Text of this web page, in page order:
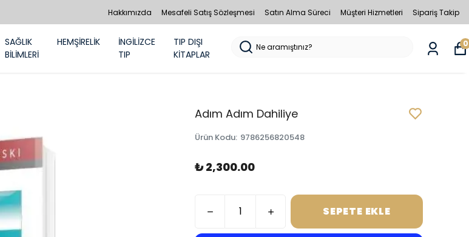
Hakkımızda Mesafeli Satış Sözleşmesi Satın Alma Süreci Müşteri Hizmetleri Sipariş Takip
SAĞLIK
BİLİMLERİ
HEMŞİRELİK
İNGİLİZCE
TIP
TIP DIŞI
KİTAPLAR
0
Adım Adım Dahiliye
Ürün Kodu: 9786256820548
₺ 2,300.00
SEPETE EKLE